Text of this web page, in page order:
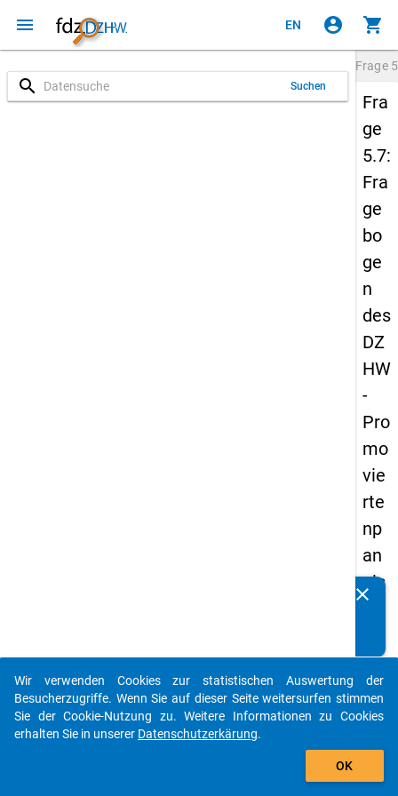
menu EN account_circle shopping_cart
search Suchen
Frage
Fra
ge
5.7:
Fra
ge
bo
ge
n
des
DZ
HW
-
Pro
mo
vie
rte
np
an
els
-
vie
rte
clear
auto_stories
add_shopping_cart
Wir verwenden Cookies zur statistischen Auswertung der
Besucherzugriffe. Wenn Sie auf dieser Seite weitersurfen stimmen
Sie der Cookie-Nutzung zu. Weitere Informationen zu Cookies
erhalten Sie in unserer Datenschutzerkärung.
OK